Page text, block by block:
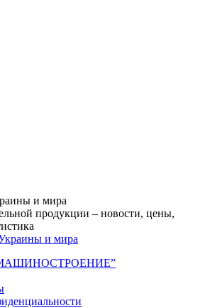
и мира
продукции – новости, цены,
МАШИНОСТРОЕНИЕ”